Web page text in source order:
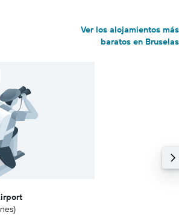
Ver los alojamientos más
baratos en Bruselas